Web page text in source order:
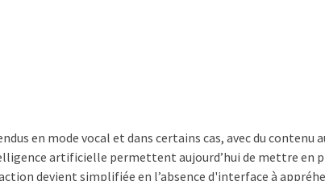
en mode vocal et dans certains cas, avec du contenu
artificielle permettent aujourd’hui de mettre en
devient simplifiée en l’absence d'interface à